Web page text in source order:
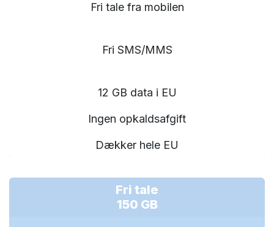
Fri tale fra mobilen
Fri SMS/MMS
12 GB data i EU
Ingen opkaldsafgift
Dækker hele EU
Fri tale
150 GB